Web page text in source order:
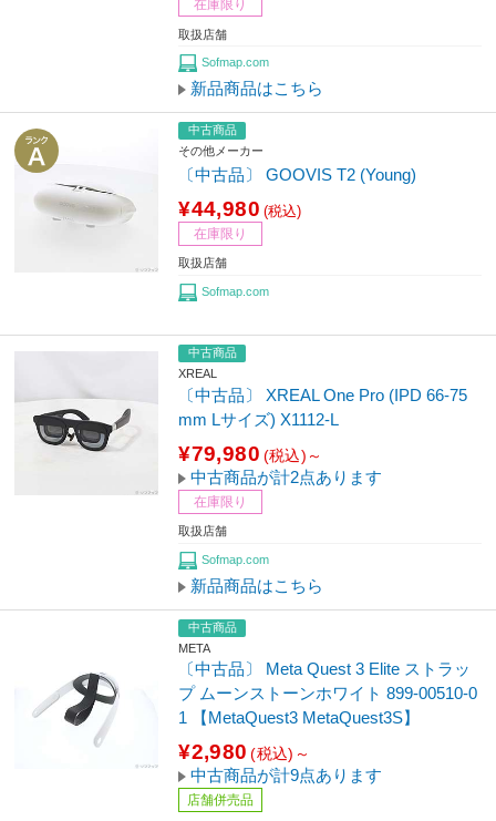
在庫限り
取扱店舗
Sofmap.com
新品商品はこちら
中古商品
その他メーカー
〔中古品〕 GOOVIS T2 (Young)
¥44,980 (税込)
在庫限り
取扱店舗
Sofmap.com
中古商品
XREAL
〔中古品〕 XREAL One Pro (IPD 66-75
mm Lサイズ) X1112-L
¥79,980 (税込)～
中古商品が計2点あります
在庫限り
取扱店舗
Sofmap.com
新品商品はこちら
中古商品
META
〔中古品〕 Meta Quest 3 Elite ストラッ
プ ムーンストーンホワイト 899-00510-0
1 【MetaQuest3 MetaQuest3S】
¥2,980 (税込)～
中古商品が計9点あります
店舗併売品